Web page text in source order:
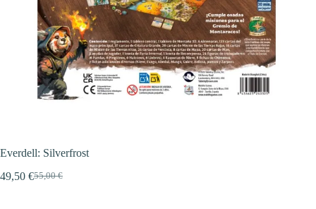
Everdell: Silverfrost
55,00€
El
49,50 €El